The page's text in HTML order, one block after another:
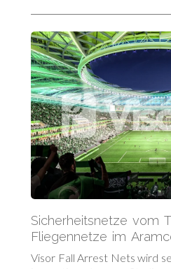
Sicherheitsnetze vom
Fliegennetze im
Arabien
Visor Fall Arrest Nets wird